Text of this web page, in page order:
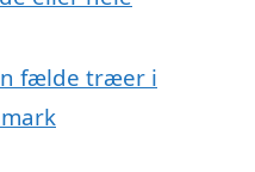
fælde træer i